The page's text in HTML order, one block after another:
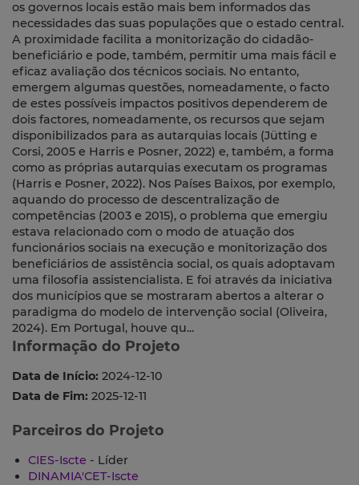
os governos locais estão mais bem informados das
necessidades das suas populações que o estado central.
A proximidade facilita a monitorização do cidadão-
beneficiário e pode, também, permitir uma mais fácil e
eficaz avaliação dos técnicos sociais. No entanto,
emergem algumas questões, nomeadamente, o facto
de estes possíveis impactos positivos dependerem de
dois factores, nomeadamente, os recursos que sejam
disponibilizados para as autarquias locais (Jütting e
Corsi, 2005 e Harris e Posner, 2022) e, também, a forma
como as próprias autarquias executam os programas
(Harris e Posner, 2022). Nos Países Baixos, por exemplo,
aquando do processo de descentralização de
competências (2003 e 2015), o problema que emergiu
estava relacionado com o modo de atuação dos
funcionários sociais na execução e monitorização dos
beneficiários de assistência social, os quais adoptavam
uma filosofia assistencialista. E foi através da iniciativa
dos municípios que se mostraram abertos a alterar o
paradigma do modelo de intervenção social (Oliveira,
2024). Em Portugal, houve qu...
Informação do Projeto
Data de Início: 2024-12-10
Data de Fim: 2025-12-11
Parceiros do Projeto
CIES-Iscte - Líder
DINAMIA'CET-Iscte